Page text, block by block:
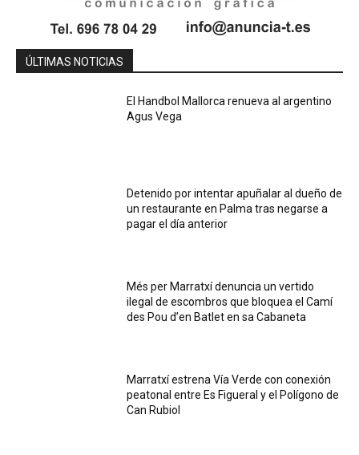
ÚLTIMAS NOTICIAS
El Handbol Mallorca renueva al argentino
Agus Vega
Detenido por intentar apuñalar al dueño de
un restaurante en Palma tras negarse a
pagar el día anterior
Més per Marratxí denuncia un vertido
ilegal de escombros que bloquea el Camí
des Pou d’en Batlet en sa Cabaneta
Marratxí estrena Vía Verde con conexión
peatonal entre Es Figueral y el Polígono de
Can Rubiol